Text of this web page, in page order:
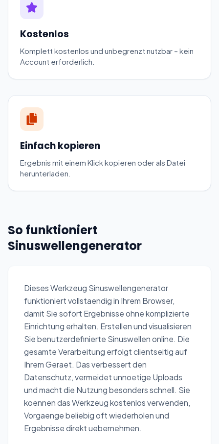
Kostenlos
Komplett kostenlos und unbegrenzt nutzbar – kein
Account erforderlich.
Einfach kopieren
Ergebnis mit einem Klick kopieren oder als Datei
herunterladen.
So funktioniert
Sinuswellengenerator
Dieses Werkzeug Sinuswellengenerator
funktioniert vollstaendig in Ihrem Browser,
damit Sie sofort Ergebnisse ohne komplizierte
Einrichtung erhalten. Erstellen und visualisieren
Sie benutzerdefinierte Sinuswellen online. Die
gesamte Verarbeitung erfolgt clientseitig auf
Ihrem Geraet. Das verbessert den
Datenschutz, vermeidet unnoetige Uploads
und macht die Nutzung besonders schnell. Sie
koennen das Werkzeug kostenlos verwenden,
Vorgaenge beliebig oft wiederholen und
Ergebnisse direkt uebernehmen.